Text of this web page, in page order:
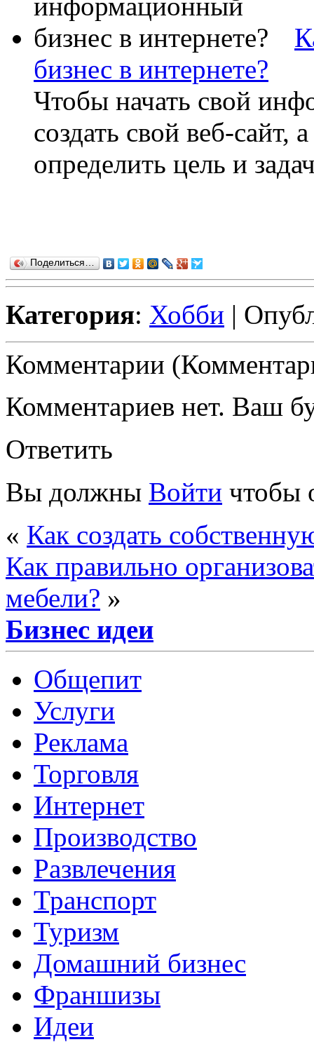
бизнес в интернете?
Чтобы начать свой
создать свой веб-сайт,
определить цель и
Поделиться…
Категория: Хобби |
Комментарии
Комментариев нет. Ваш
Ответить
Вы должны Войти чтобы
« Как создать
Как правильно
мебели? »
Бизнес идеи
Общепит
Услуги
Реклама
Торговля
Интернет
Производство
Развлечения
Транспорт
Туризм
Домашний бизнес
Франшизы
Идеи